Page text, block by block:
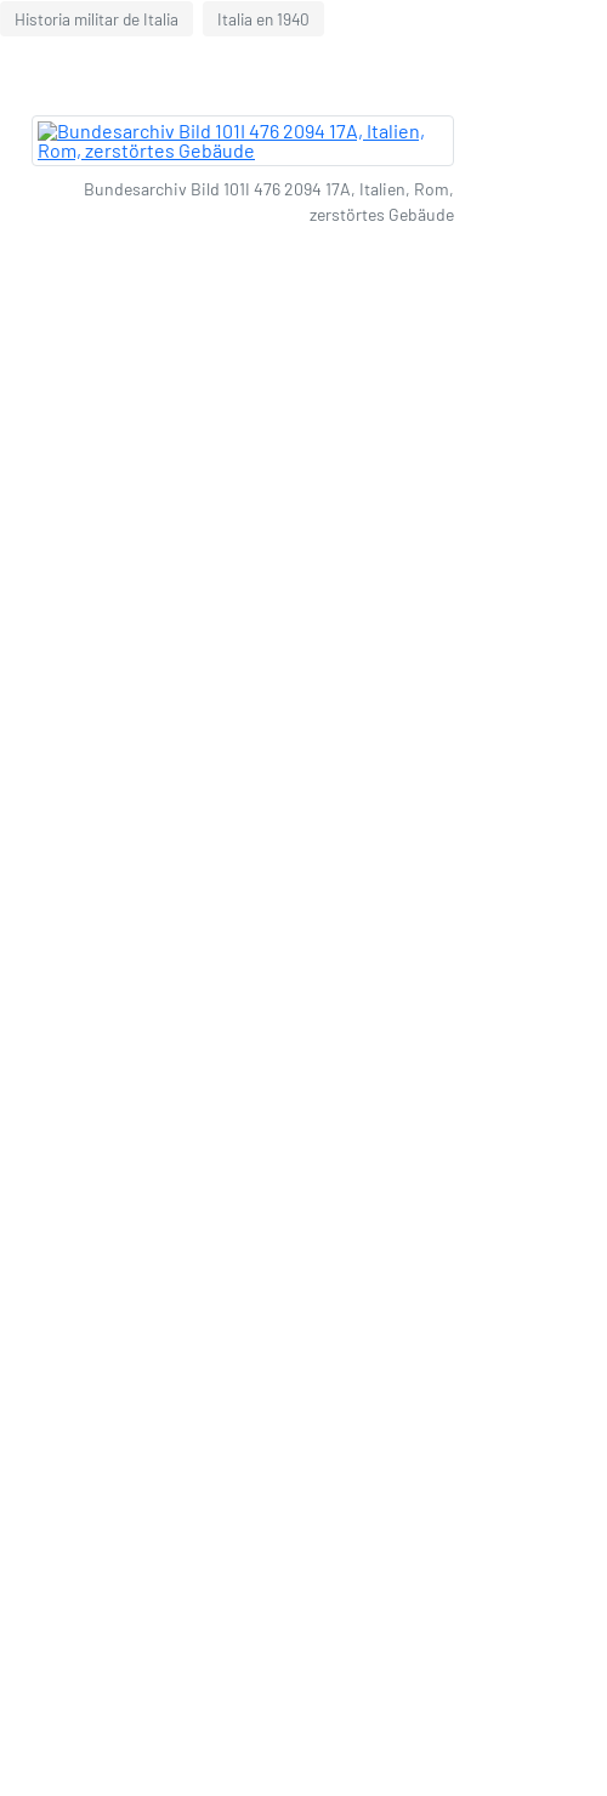
Historia militar de Italia Italia en 1940
Bundesarchiv Bild 101I 476 2094 17A, Italien, Rom,
zerstörtes Gebäude